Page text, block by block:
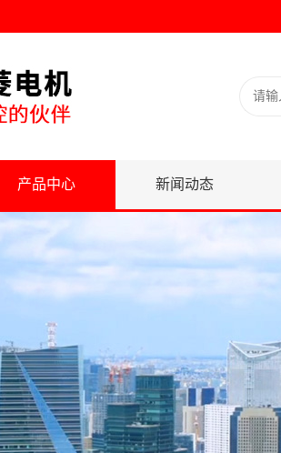
产品中心 新闻动态